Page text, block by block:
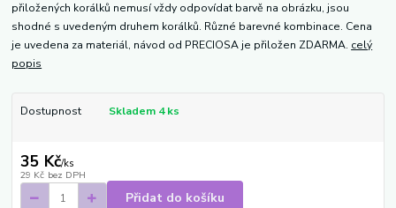
přiložených korálků nemusí vždy odpovídat barvě na obrázku, jsou
shodné s uvedeným druhem korálků. Různé barevné kombinace. Cena
je uvedena za materiál, návod od PRECIOSA je přiložen ZDARMA. celý
popis
Dostupnost Skladem 4 ks
35 Kč/ks
29 Kč bez DPH
Přidat do košíku